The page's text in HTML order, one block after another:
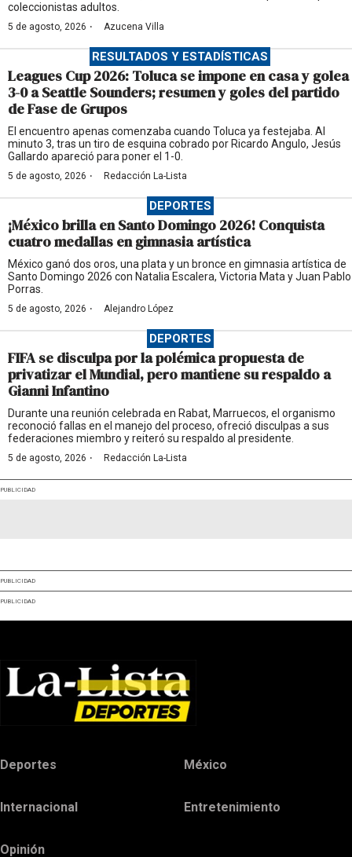
coleccionistas adultos.
5 de agosto, 2026 · Azucena Villa
RESULTADOS Y ESTADÍSTICAS
Leagues Cup 2026: Toluca se impone en casa y golea
3-0 a Seattle Sounders; resumen y goles del partido
de Fase de Grupos
El encuentro apenas comenzaba cuando Toluca ya festejaba. Al
minuto 3, tras un tiro de esquina cobrado por Ricardo Angulo, Jesús
Gallardo apareció para poner el 1-0.
5 de agosto, 2026 · Redacción La-Lista
DEPORTES
¡México brilla en Santo Domingo 2026! Conquista
cuatro medallas en gimnasia artística
México ganó dos oros, una plata y un bronce en gimnasia artística de
Santo Domingo 2026 con Natalia Escalera, Victoria Mata y Juan Pablo
Porras.
5 de agosto, 2026 · Alejandro López
DEPORTES
FIFA se disculpa por la polémica propuesta de
privatizar el Mundial, pero mantiene su respaldo a
Gianni Infantino
Durante una reunión celebrada en Rabat, Marruecos, el organismo
reconoció fallas en el manejo del proceso, ofreció disculpas a sus
federaciones miembro y reiteró su respaldo al presidente.
5 de agosto, 2026 · Redacción La-Lista
PUBLICIDAD
PUBLICIDAD
PUBLICIDAD
Deportes México
Internacional Entretenimiento
Opinión